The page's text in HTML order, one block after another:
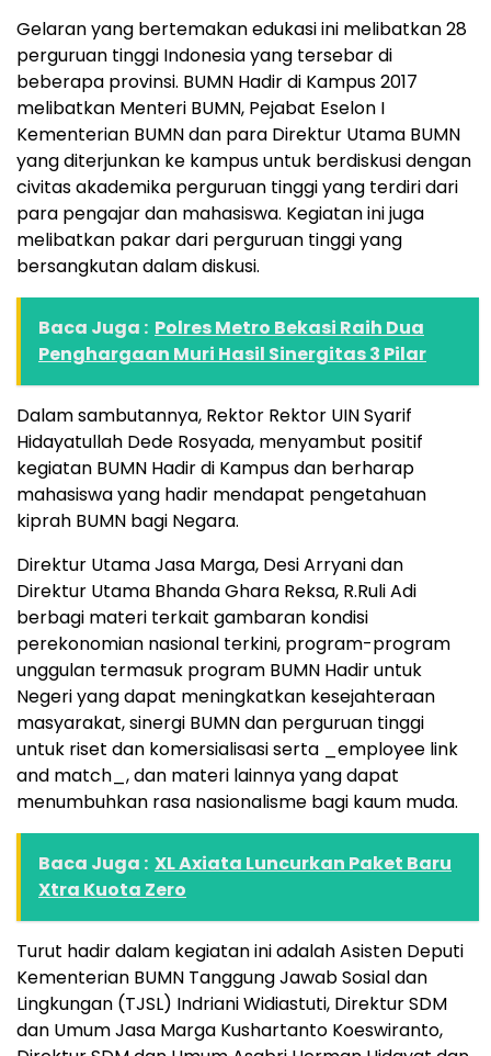
Gelaran yang bertemakan edukasi ini melibatkan 28
perguruan tinggi Indonesia yang tersebar di
beberapa provinsi. BUMN Hadir di Kampus 2017
melibatkan Menteri BUMN, Pejabat Eselon I
Kementerian BUMN dan para Direktur Utama BUMN
yang diterjunkan ke kampus untuk berdiskusi dengan
civitas akademika perguruan tinggi yang terdiri dari
para pengajar dan mahasiswa. Kegiatan ini juga
melibatkan pakar dari perguruan tinggi yang
bersangkutan dalam diskusi.
Baca Juga : Polres Metro Bekasi Raih Dua
Penghargaan Muri Hasil Sinergitas 3 Pilar
Dalam sambutannya, Rektor Rektor UIN Syarif
Hidayatullah Dede Rosyada, menyambut positif
kegiatan BUMN Hadir di Kampus dan berharap
mahasiswa yang hadir mendapat pengetahuan
kiprah BUMN bagi Negara.
Direktur Utama Jasa Marga, Desi Arryani dan
Direktur Utama Bhanda Ghara Reksa, R.Ruli Adi
berbagi materi terkait gambaran kondisi
perekonomian nasional terkini, program-program
unggulan termasuk program BUMN Hadir untuk
Negeri yang dapat meningkatkan kesejahteraan
masyarakat, sinergi BUMN dan perguruan tinggi
untuk riset dan komersialisasi serta _employee link
and match_, dan materi lainnya yang dapat
menumbuhkan rasa nasionalisme bagi kaum muda.
Baca Juga : XL Axiata Luncurkan Paket Baru
Xtra Kuota Zero
Turut hadir dalam kegiatan ini adalah Asisten Deputi
Kementerian BUMN Tanggung Jawab Sosial dan
Lingkungan (TJSL) Indriani Widiastuti, Direktur SDM
dan Umum Jasa Marga Kushartanto Koeswiranto,